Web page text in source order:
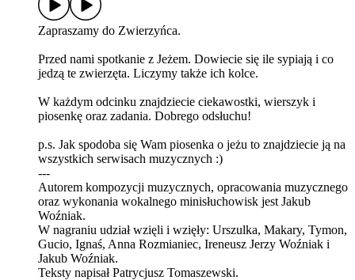
Zapraszamy do Zwierzyńca.
Przed nami spotkanie z Jeżem. Dowiecie się ile sypiają i co
jedzą te zwierzęta. Liczymy także ich kolce.
W każdym odcinku znajdziecie ciekawostki, wierszyk i
piosenkę oraz zadania. Dobrego odsłuchu!
p.s. Jak spodoba się Wam piosenka o jeżu to znajdziecie ją na
wszystkich serwisach muzycznych :)
---
Autorem kompozycji muzycznych, opracowania muzycznego
oraz wykonania wokalnego minisłuchowisk jest Jakub
Woźniak.
W nagraniu udział wzięli i wzięły: Urszulka, Makary, Tymon,
Gucio, Ignaś, Anna Rozmianiec, Ireneusz Jerzy Woźniak i
Jakub Woźniak.
Teksty napisał Patrycjusz Tomaszewski.